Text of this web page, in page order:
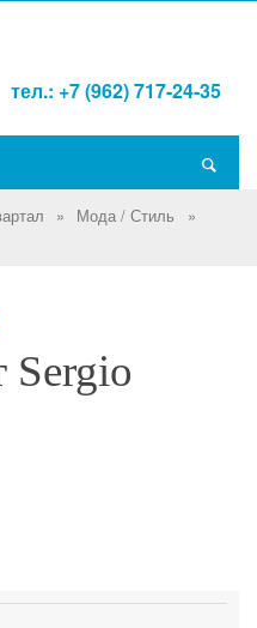
тел.: +7 (962) 717-24-35
» Мода / Стиль »
Sergio